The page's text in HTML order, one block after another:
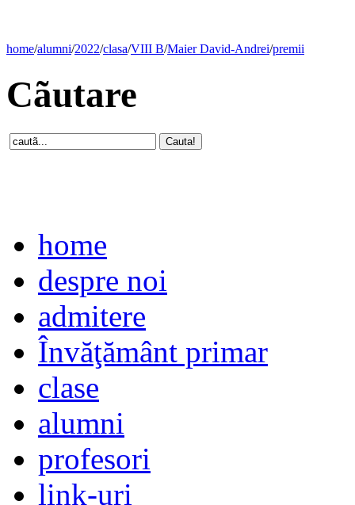
home/alumni/2022/clasa/VIII B/Maier David-Andrei/premii
Cãutare
home
despre noi
admitere
Învăţământ primar
clase
alumni
profesori
link-uri